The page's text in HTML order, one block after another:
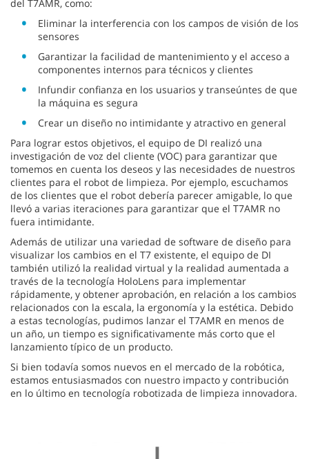
del T7AMR, como:
Eliminar la interferencia con los campos de visión de los
sensores
Garantizar la facilidad de mantenimiento y el acceso a
componentes internos para técnicos y clientes
Infundir confianza en los usuarios y transeúntes de que
la máquina es segura
Crear un diseño no intimidante y atractivo en general
Para lograr estos objetivos, el equipo de DI realizó una
investigación de voz del cliente (VOC) para garantizar que
tomemos en cuenta los deseos y las necesidades de nuestros
clientes para el robot de limpieza. Por ejemplo, escuchamos
de los clientes que el robot debería parecer amigable, lo que
llevó a varias iteraciones para garantizar que el T7AMR no
fuera intimidante.
Además de utilizar una variedad de software de diseño para
visualizar los cambios en el T7 existente, el equipo de DI
también utilizó la realidad virtual y la realidad aumentada a
través de la tecnología HoloLens para implementar
rápidamente, y obtener aprobación, en relación a los cambios
relacionados con la escala, la ergonomía y la estética. Debido
a estas tecnologías, pudimos lanzar el T7AMR en menos de
un año, un tiempo es significativamente más corto que el
lanzamiento típico de un producto.
Si bien todavía somos nuevos en el mercado de la robótica,
estamos entusiasmados con nuestro impacto y contribución
en lo último en tecnología robotizada de limpieza innovadora.